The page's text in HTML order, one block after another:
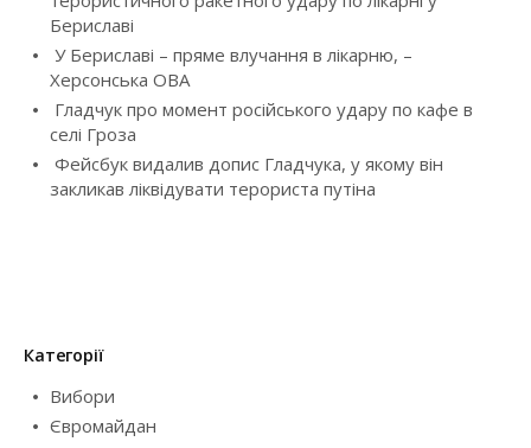
i
o
n
Бериславі
У Бериславі – пряме влучання в лікарню, –
Херсонська ОВА
Гладчук про момент російського удару по кафе в
селі Гроза
Фейсбук видалив допис Гладчука, у якому він
закликав ліквідувати терориста путіна
Категорії
Вибори
Євромайдан